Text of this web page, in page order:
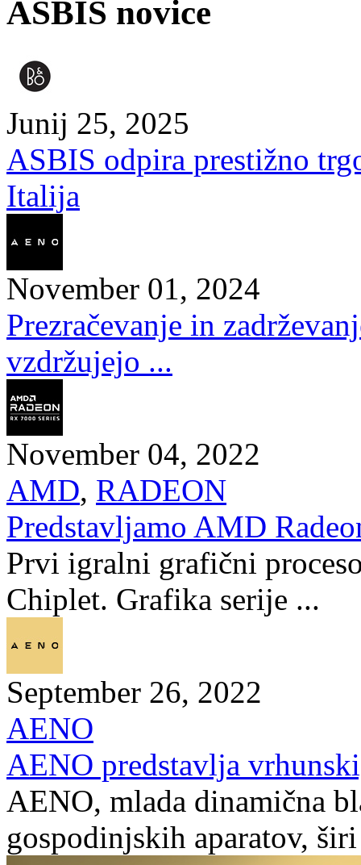
ASBIS novice
Junij 25, 2025
ASBIS odpira prestižno
Italija
November 01, 2024
Prezračevanje in
vzdržujejo ...
November 04, 2022
AMD, RADEON
Predstavljamo AMD
Prvi igralni grafični
Chiplet. Grafika serije ...
September 26, 2022
AENO
AENO predstavlja
AENO, mlada dinamična
gospodinjskih aparatov,